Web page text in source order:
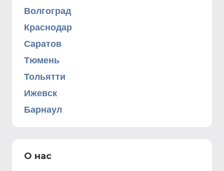
Волгоград
Краснодар
Саратов
Тюмень
Тольятти
Ижевск
Барнаул
О нас